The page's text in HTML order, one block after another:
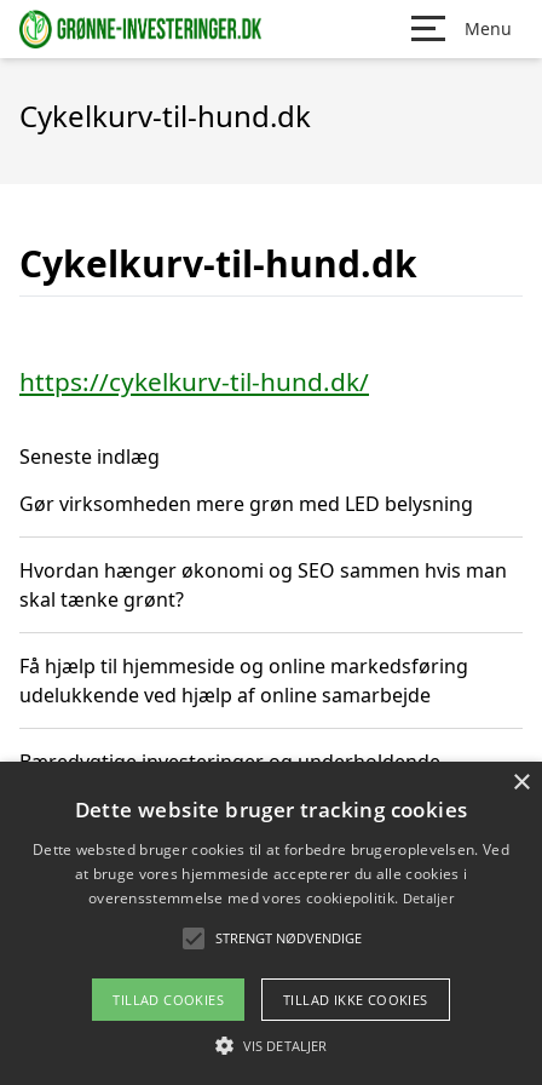
Menu
Cykelkurv-til-hund.dk
Cykelkurv-til-hund.dk
https://cykelkurv-til-hund.dk/
Seneste indlæg
Gør virksomheden mere grøn med LED belysning
Hvordan hænger økonomi og SEO sammen hvis man
skal tænke grønt?
Få hjælp til hjemmeside og online markedsføring
udelukkende ved hjælp af online samarbejde
Bæredygtige investeringer og underholdende
Sådan kan online møder for virksomheder fremme
grønne investeringer
Copyright 2026 - Pilanto Aps
Om / kontakt
×
Dette website bruger tracking cookies
Dette websted bruger cookies til at forbedre brugeroplevelsen. Ved
at bruge vores hjemmeside accepterer du alle cookies i
overensstemmelse med vores cookiepolitik. Detaljer
STRENGT NØDVENDIGE
TILLAD COOKIES TILLAD IKKE COOKIES
VIS DETALJER